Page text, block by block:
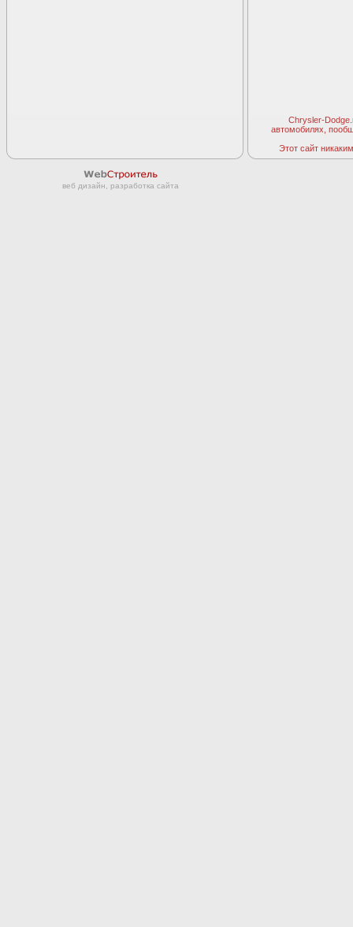
Chrysler-
автомобилях,
Этот сайт
веб дизайн, разработка сайта